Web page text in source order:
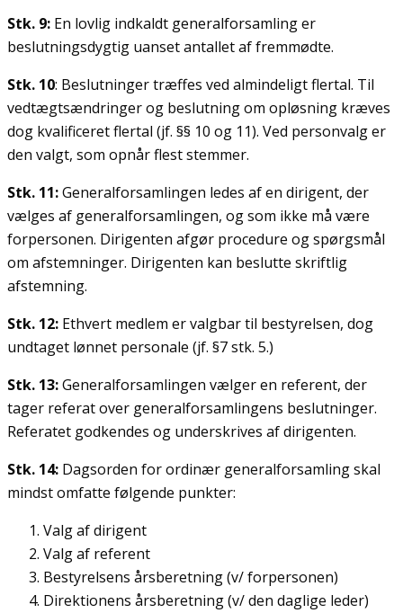
Stk. 9: En lovlig indkaldt generalforsamling er
beslutningsdygtig uanset antallet af fremmødte.
Stk. 10: Beslutninger træffes ved almindeligt flertal. Til
vedtægtsændringer og beslutning om opløsning kræves
dog kvalificeret flertal (jf. §§ 10 og 11). Ved personvalg er
den valgt, som opnår flest stemmer.
Stk. 11:Generalforsamlingen ledes af en dirigent, der
vælges af generalforsamlingen, og som ikke må være
forpersonen. Dirigenten afgør procedure og spørgsmål
om afstemninger. Dirigenten kan beslutte skriftlig
afstemning.
Stk. 12: Ethvert medlem er valgbar til bestyrelsen, dog
undtaget lønnet personale (jf. §7 stk. 5.)
Stk. 13:Generalforsamlingen vælger en referent, der
tager referat over generalforsamlingens beslutninger.
Referatet godkendes og underskrives af dirigenten.
Stk. 14: Dagsorden for ordinær generalforsamling skal
mindst omfatte følgende punkter:
Valg af dirigent
Valg af referent
Bestyrelsens årsberetning (v/ forpersonen)
Direktionens årsberetning (v/ den daglige leder)